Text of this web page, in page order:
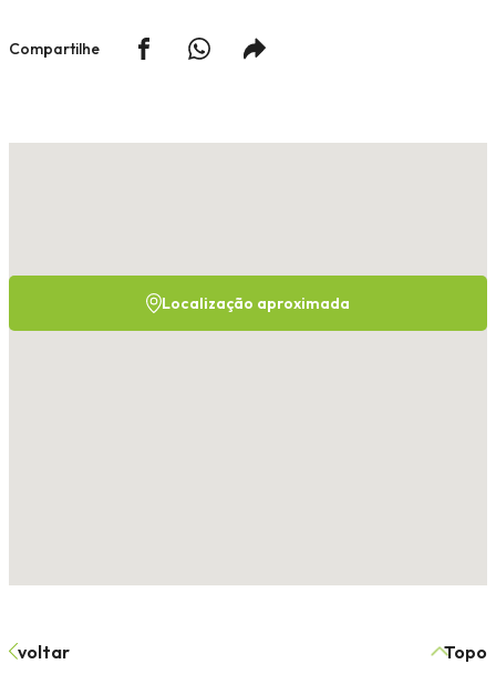
Compartilhe
Localização aproximada
voltar Topo